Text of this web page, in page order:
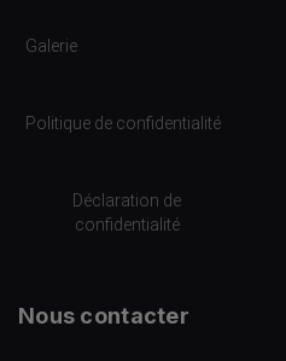
Galerie
Politique de confidentialité
Déclaration de
confidentialité
Nous contacter